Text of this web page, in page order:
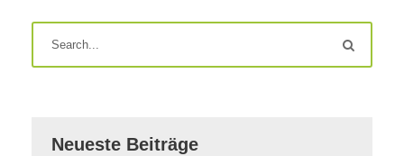
Neueste Beiträge